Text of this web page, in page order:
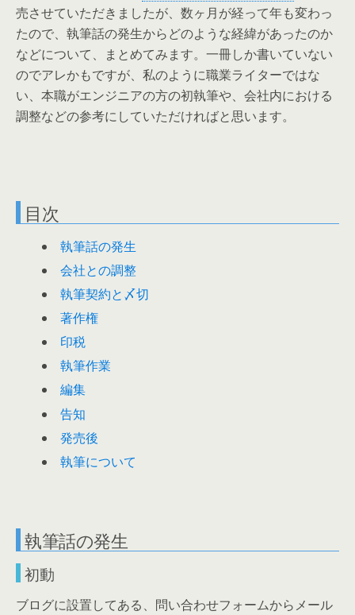
売させていただきましたが、数ヶ月が経って年も変わっ
たので、執筆話の発生からどのような経緯があったのか
などについて、まとめてみます。一冊しか書いていない
のでアレかもですが、私のように職業ライターではな
い、本職がエンジニアの方の初執筆や、会社内における
調整などの参考にしていただければと思います。
目次
執筆話の発生
会社との調整
執筆契約と〆切
著作権
印税
執筆作業
編集
告知
発売後
執筆について
執筆話の発生
初動
ブログに設置してある、問い合わせフォームからメール